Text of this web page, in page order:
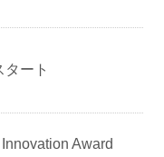
ート
Award